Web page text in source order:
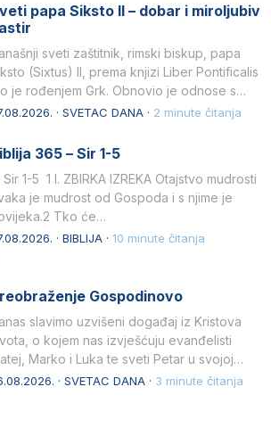
papa Siksto II – dobar i miroljubiv
sveti zaštitnik, rimski biskup, papa
(Sixtus) II, prema knjizi Liber Pontificalis
je rođenjem Grk. Obnovio je odnose s
· SVETAC DANA · 2 minute čitanja
365 – Sir 1-5
1-5 1 I. ZBIRKA IZREKA Otajstvo mudrosti
je mudrost od Gospoda i s njime je
Tko će…
· BIBLIJA · 10 minute čitanja
Gospodinovo
slavimo uzvišeni događaj iz Kristova
o kojem nas izvješćuju evanđelisti
Marko i Luka te sveti Petar u svojoj
· SVETAC DANA · 3 minute čitanja